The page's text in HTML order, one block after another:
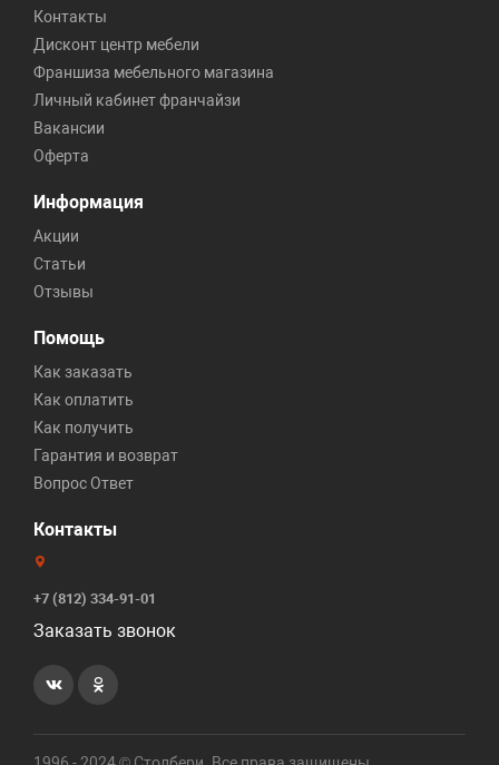
Контакты
Дисконт центр мебели
Франшиза мебельного магазина
Личный кабинет франчайзи
Вакансии
Оферта
Информация
Акции
Статьи
Отзывы
Помощь
Как заказать
Как оплатить
Как получить
Гарантия и возврат
Вопрос Ответ
Контакты
+7 (812) 334-91-01
Заказать звонок